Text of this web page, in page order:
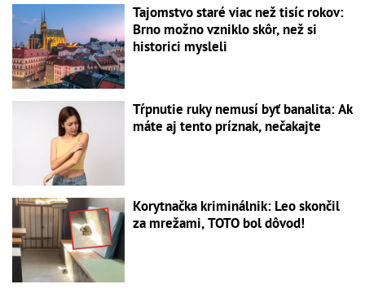
Tajomstvo staré viac než tisíc rokov:
Brno možno vzniklo skôr, než si
historici mysleli
Tŕpnutie ruky nemusí byť banalita: Ak
máte aj tento príznak, nečakajte
Korytnačka kriminálnik: Leo skončil
za mrežami, TOTO bol dôvod!